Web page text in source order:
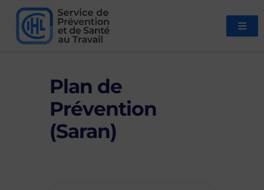
Plan de
Prévention
(Saran)